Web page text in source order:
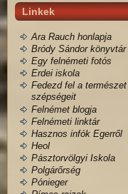
Linkek
Ara Rauch honlapja
Bródy Sándor könyvtár
Egy felnémeti fotós
Erdei iskola
Fedezd fel a természet
szépségeit
Felnémet blogja
Felnémeti linktár
Hasznos infók Egerről
Heol
Pásztorvölgyi Iskola
Polgárőrség
Pónieger